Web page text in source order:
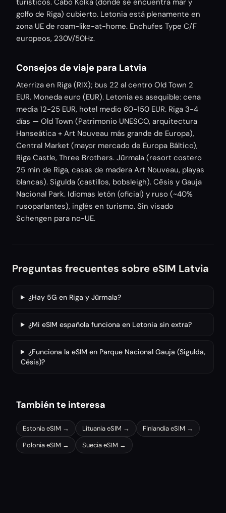
turísticos. Cabo Kolka (donde se encuentra mar y
golfo de Riga) cubierto. Letonia está plenamente en
zona UE de roam-like-at-home. Enchufes Type C/F
europeos, 230V/50Hz.
Consejos de viaje para Latvia
Aterriza en Riga (RIX); bus 22 al centro Old Town 2
EUR. Moneda euro (EUR). Letonia es asequible: cena
media 12-25 EUR, hotel medio 60-150 EUR. Riga 3-4
días — Old Town (Patrimonio UNESCO, arquitectura
Hanseática + Art Nouveau más grande de Europa),
Central Market (mayor mercado de Europa Báltico),
Riga Castle, Three Brothers. Jūrmala (resort costero
25 min de Riga, casas de madera Art Nouveau, playas
blancas). Sigulda (castillos, bobsleigh). Cēsis y Gauja
Nacional Park. Idiomas letón (oficial) y ruso (~40%
rusoparlantes), inglés en turismo. Sin visado
Schengen para no-UE.
Preguntas frecuentes sobre eSIM Latvia
¿Hay 5G en Riga y Jūrmala?
¿Mi eSIM española funciona en Letonia sin extra?
¿Funciona la eSIM en Parque Nacional Gauja (Sigulda,
Cēsis)?
También te interesa
EstoniaeSIM → LituaniaeSIM → FinlandiaeSIM →
PoloniaeSIM → SueciaeSIM →